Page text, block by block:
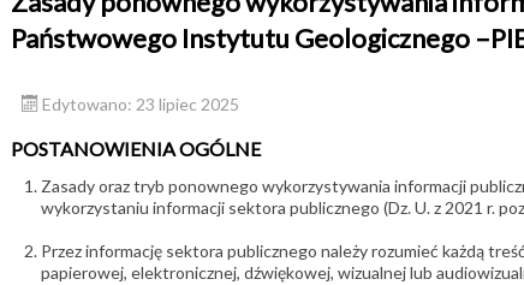
Państwowego Instytutu Geologicznego
Edytowano: 23 lipiec 2025
POSTANOWIENIA OGÓLNE
Zasady oraz tryb ponownego wykorzystywania informacji
wykorzystaniu informacji sektora publicznego (Dz. U. z 2021 r.
Przez informację sektora publicznego należy rozumieć każdą
papierowej, elektronicznej, dźwiękowej, wizualnej lub